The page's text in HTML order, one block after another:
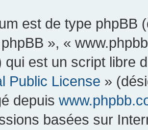
est de type phpBB
», «
qui est un script libre
Public License »
depuis
basées sur